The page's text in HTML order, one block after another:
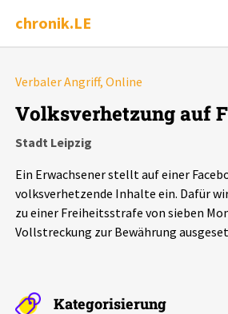
chronik.LE
Chronik
Dossiers
Leipziger Zustände
Verbaler Angriff, Online
Volksverhetzung auf
Stadt Leipzig
Ein Erwachsener stellt auf einer
volksverhetzende Inhalte ein. Dafür
zu einer Freiheitsstrafe von sieben
Vollstreckung zur Bewährung
Kategorisierung
Alle Ereignisse
Ereignisse
Ereignisse
Exportieren